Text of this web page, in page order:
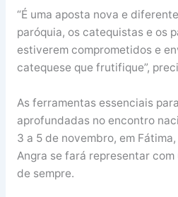
“É uma aposta nova e
paróquia, os catequistas e os
estiverem comprometidos e
catequese que frutifique”,
As ferramentas essenciais
aprofundadas no encontro
3 a 5 de novembro, em
Angra se fará representar
de sempre.